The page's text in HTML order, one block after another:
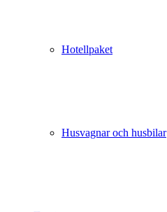
Hotellpaket
Husvagnar och husbilar